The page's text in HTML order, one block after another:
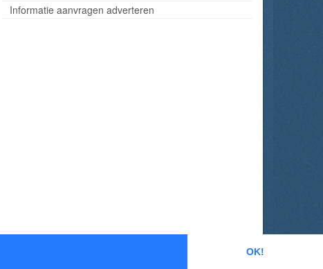
OK!
Informatie aanvragen adverteren